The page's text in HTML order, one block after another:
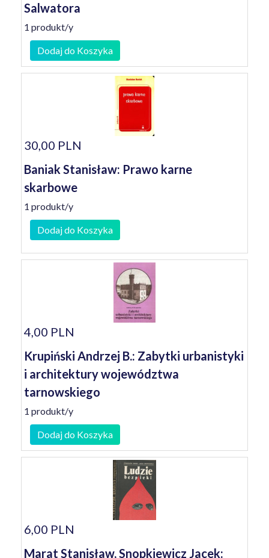
Salwatora
1 produkt/y
Dodaj do Koszyka
30,00 PLN
Baniak Stanisław: Prawo karne
skarbowe
1 produkt/y
Dodaj do Koszyka
4,00 PLN
Krupiński Andrzej B.: Zabytki urbanistyki
i architektury województwa
tarnowskiego
1 produkt/y
Dodaj do Koszyka
6,00 PLN
Marat Stanisław, Snopkiewicz Jacek: